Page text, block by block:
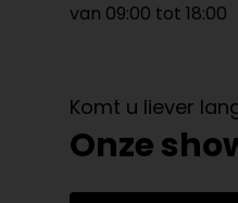
van 09:00 tot 18:00
Komt u liever
Onze